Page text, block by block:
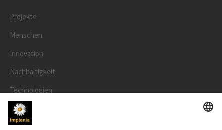
Projekte
Menschen
Innovation
Nachhaltigkeit
Technologien
Sicherheit
RECHTLICHES